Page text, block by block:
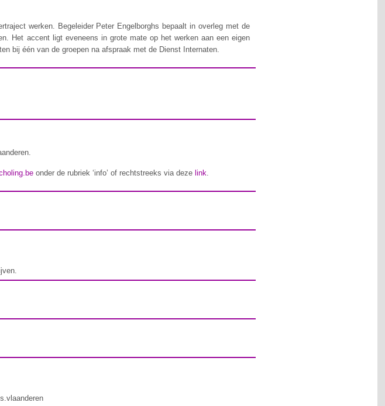
werken. Begeleider Peter Engelborghs bepaalt in overleg met de
Het accent ligt eveneens in grote mate op het werken aan een eigen
bij één van de groepen na afspraak met de Dienst Internaten.
onder de rubriek ‘info’ of rechtstreeks via deze link.